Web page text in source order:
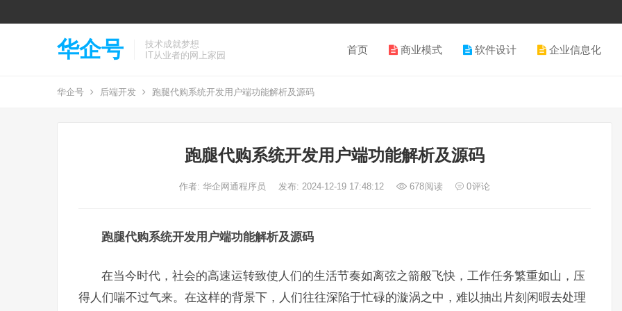
华企号
技术成就梦想
IT从业者的网上家园
首页 商业模式 软件设计 企业信息化
华企号 后端开发 跑腿代购系统开发用户端功能解析及源码
跑腿代购系统开发用户端功能解析及源码
作者: 华企网通程序员 发布: 2024-12-19 17:48:12 678阅读 0评论
跑腿代购系统开发用户端功能解析及源码
在当今时代，社会的高速运转致使人们的生活节奏如离弦之箭般飞快，工作任务繁重如山，压
得人们喘不过气来。在这样的背景下，人们往往深陷于忙碌的漩涡之中，难以抽出片刻闲暇去处理